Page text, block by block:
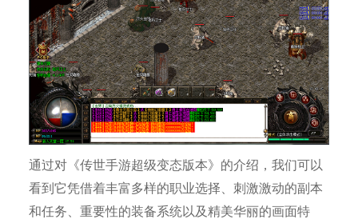
通过对《传世手游超级变态版本》的介绍，我们可以
看到它凭借着丰富多样的职业选择、刺激激动的副本
和任务、重要性的装备系统以及精美华丽的画面特